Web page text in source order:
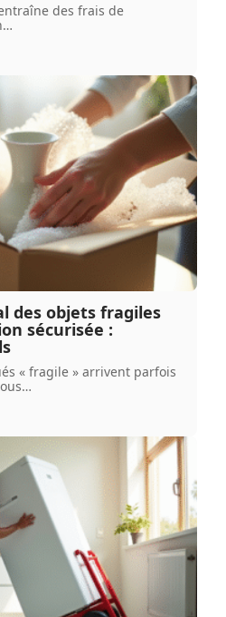
des frais de
…
des objets fragiles
sécurisée :
« fragile » arrivent parfois
…